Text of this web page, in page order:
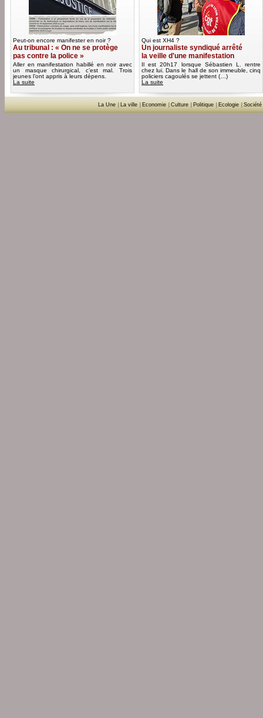
Peut-on encore manifester en noir ?
Au tribunal : « On ne se protège
pas contre la police »
Aller en manifestation habillé en noir avec
un masque chirurgical, c’est mal. Trois
jeunes l’ont appris à leurs dépens.
La suite
Qui est XH4 ?
Un journaliste syndiqué arrêté
la veille d'une manifestation
Il est 20h17 lorsque Sébastien L. rentre
chez lui. Dans le hall de son immeuble, cinq
policiers cagoulés se jettent (…)
La suite
La Une La ville Economie Culture Politique Ecologie Société